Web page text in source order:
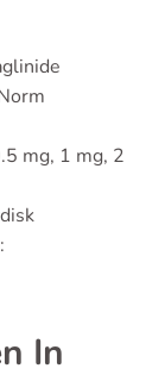
mg, 1 mg, 2
In